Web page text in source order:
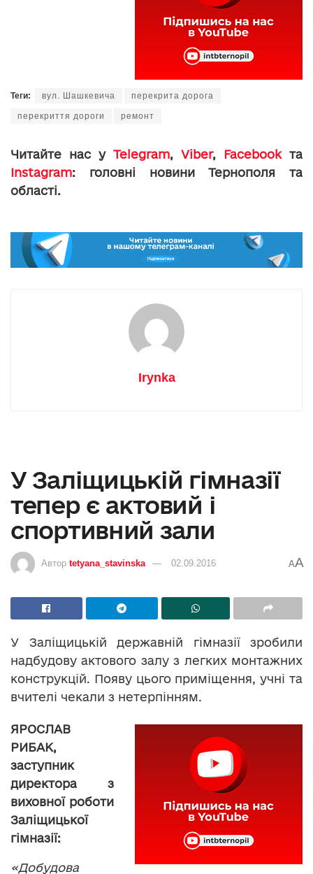
Теги: вул. Шашкевича перекрита дорога
перекриття дороги ремонт
Читайте нас у Telegram, Viber, Facebookта
Instagram: головні новини Тернополя та
області.
Irynka
У Заліщицькій гімназії
тепер є актовий і
спортивний зали
Автор tetyana_stavinska 02.09.2016 AA
У Заліщицькій державній гімназії зробили
надбудову актового залу з легких монтажних
конструкцій. Появу цього приміщення, учні та
вчителі чекали з нетерпінням.
ЯРОСЛАВ
РИБАК,
заступник
директора з
виховної роботи
Заліщицької
гімназії:
«Добудова